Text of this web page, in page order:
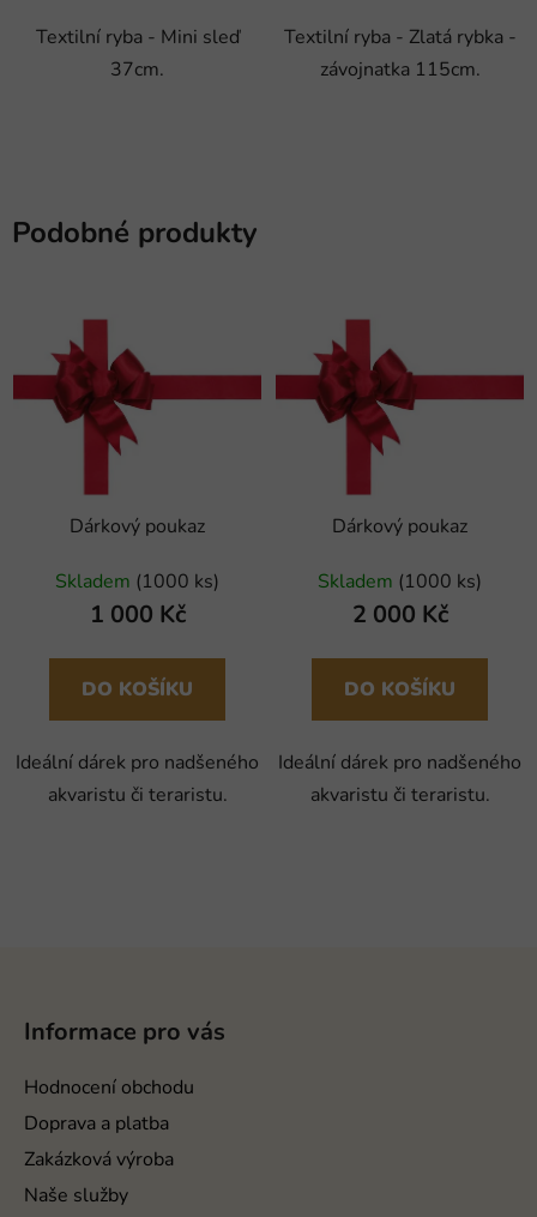
Textilní ryba - Mini sleď
37cm.
Textilní ryba - Zlatá rybka -
závojnatka 115cm.
Podobné produkty
Dárkový poukaz
Skladem (1000 ks)
1 000 Kč
DO KOŠÍKU
Ideální dárek pro nadšeného
akvaristu či teraristu.
Dárkový poukaz
Skladem (1000 ks)
2 000 Kč
DO KOŠÍKU
Ideální dárek pro nadšeného
akvaristu či teraristu.
Informace pro vás
Hodnocení obchodu
Doprava a platba
Zakázková výroba
Naše služby